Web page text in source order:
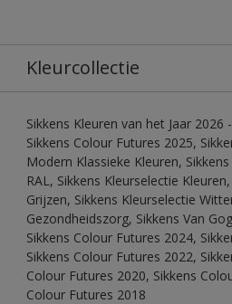
Kleurcollectie
Sikkens Kleuren van het Jaar
Sikkens Colour Futures 2025,
Modern Klassieke Kleuren,
RAL, Sikkens Kleurselectie
Grijzen, Sikkens Kleurselectie
Gezondheidszorg, Sikkens Van
Sikkens Colour Futures 2024,
Sikkens Colour Futures 2022,
Colour Futures 2020, Sikkens
Colour Futures 2018